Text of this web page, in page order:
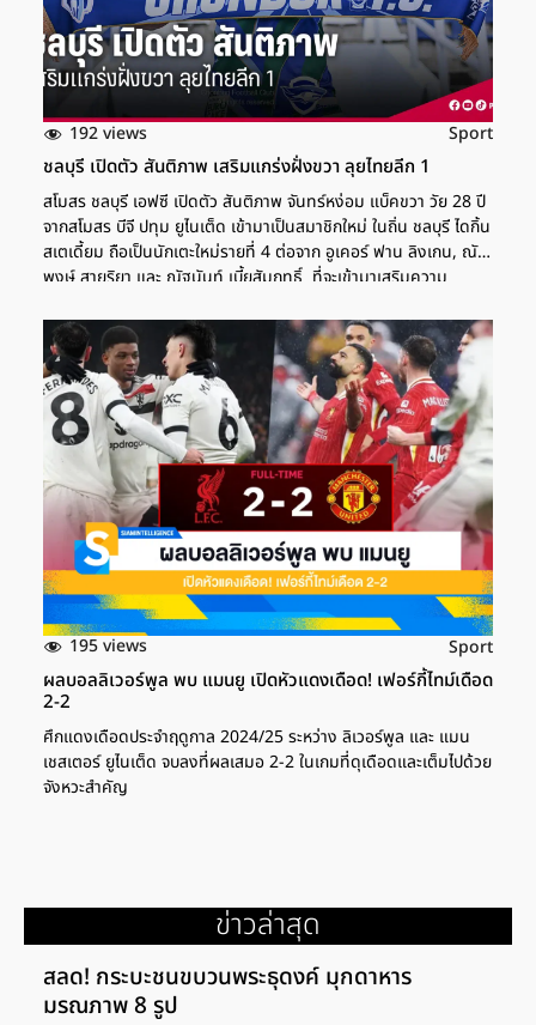
192 views Sport
ชลบุรี เปิดตัว สันติภาพ เสริมแกร่งฝั่งขวา ลุยไทยลีก 1
สโมสร ชลบุรี เอฟซี เปิดตัว สันติภาพ จันทร์หง่อม แบ็คขวา วัย 28 ปี
จากสโมสร บีจี ปทุม ยูไนเต็ด เข้ามาเป็นสมาชิกใหม่ ในถิ่น ชลบุรี ไดกิ้น
สเตเดี้ยม ถือเป็นนักเตะใหม่รายที่ 4 ต่อจาก อูเคอร์ ฟาน ลิงเกน, ณัฐ
พงษ์ สายริยา และ ณัฐนันท์ เบี้ยสัมฤทธิ์ ที่จะเข้ามาเสริมความ
ศักดิ์ โพธิ์อ้น กุนซือใหญ่ สู้ศึก ไทยลีก 2025/26 "ชลบุรี" เสริมทัพ
รายแรกเปิดตัว ฟาน ลิงเกน เติมเกมรุก ชลบุรี เปิดตัว "โค้ชโจ" ผู้
จัดการทีมคนใหม่ สู้ศึกไทยลีก 2025/26 ชลบุรี เอฟซี สันติภาพ […]
195 views Sport
ผลบอลลิเวอร์พูล พบ แมนยู เปิดหัวแดงเดือด! เฟอร์กี้ไทม์เดือด
2-2
ศึกแดงเดือดประจำฤดูกาล 2024/25 ระหว่าง ลิเวอร์พูล และ แมน
เชสเตอร์ ยูไนเต็ด จบลงที่ผลเสมอ 2-2 ในเกมที่ดุเดือดและเต็มไปด้วย
จังหวะสำคัญ
ข่าวล่าสุด
สลด! กระบะชนขบวนพระธุดงค์ มุกดาหาร
มรณภาพ 8 รูป